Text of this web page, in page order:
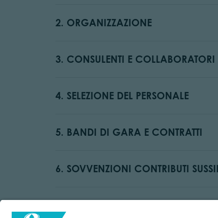
2. ORGANIZZAZIONE
3. CONSULENTI E COLLABORATORI
4. SELEZIONE DEL PERSONALE
5. BANDI DI GARA E CONTRATTI
6. SOVVENZIONI CONTRIBUTI